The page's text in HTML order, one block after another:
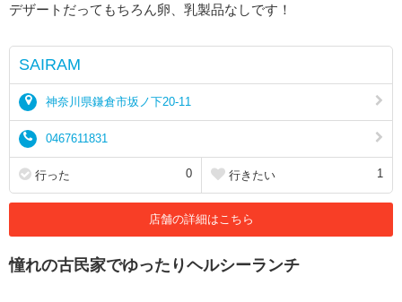
デザートだってもちろん卵、乳製品なしです！
SAIRAM
神奈川県鎌倉市坂ノ下20-11
0467611831
行った 0 行きたい 1
店舗の詳細はこちら
憧れの古民家でゆったりヘルシーランチ